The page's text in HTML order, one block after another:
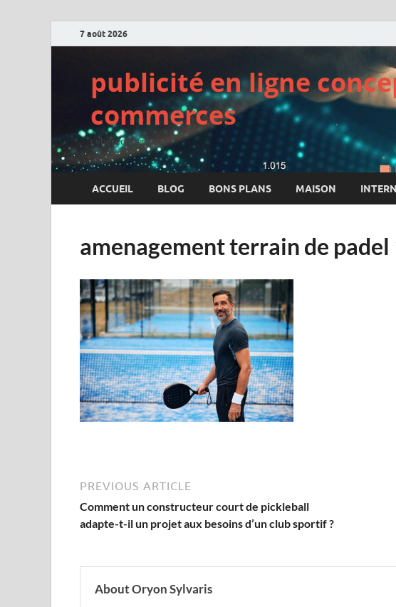
7 août 2026
publicité en ligne
commerces
cyberconcept.net
ACCUEIL BLOG BONS PLANS MAISON
amenagement terrain de padel
PREVIOUS ARTICLE
Comment un constructeur court de pickleball
adapte-t-il un projet aux besoins d’un club sportif ?
About Oryon Sylvaris